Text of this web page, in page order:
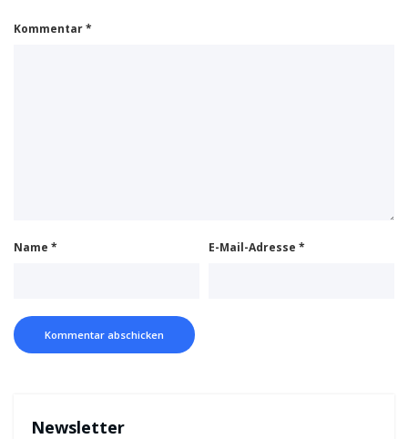
Kommentar*
Name * E-Mail-Adresse *
Newsletter